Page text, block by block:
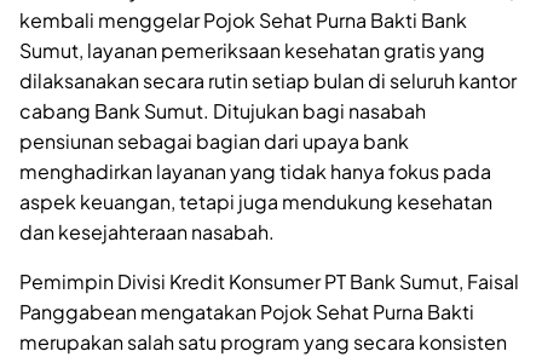
kembali menggelar Pojok Sehat Purna Bakti Bank
Sumut, layanan pemeriksaan kesehatan gratis yang
dilaksanakan secara rutin setiap bulan di seluruh kantor
cabang Bank Sumut. Ditujukan bagi nasabah
pensiunan sebagai bagian dari upaya bank
menghadirkan layanan yang tidak hanya fokus pada
aspek keuangan, tetapi juga mendukung kesehatan
dan kesejahteraan nasabah.
Pemimpin Divisi Kredit Konsumer PT Bank Sumut, Faisal
Panggabean mengatakan Pojok Sehat Purna Bakti
merupakan salah satu program yang secara konsisten